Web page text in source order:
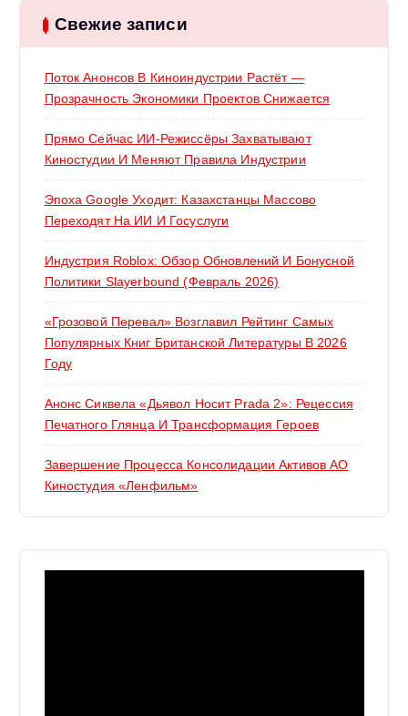
: Свежие записи
Поток Анонсов В Киноиндустрии Растёт —
Прозрачность Экономики Проектов Снижается
Прямо Сейчас ИИ-Режиссёры Захватывают
Киностудии И Меняют Правила Индустрии
Эпоха Google Уходит: Казахстанцы Массово
Переходят На ИИ И Госуслуги
Индустрия Roblox: Обзор Обновлений И Бонусной
Политики Slayerbound (февраль 2026)
«Грозовой Перевал» Возглавил Рейтинг Самых
Популярных Книг Британской Литературы В 2026
Году
Анонс Сиквела «Дьявол Носит Prada 2»: Рецессия
Печатного Глянца И Трансформация Героев
Завершение Процесса Консолидации Активов АО
Киностудия «Ленфильм»